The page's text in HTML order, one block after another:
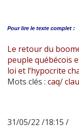
Pour lire le texte complet :
Le retour du
peuple québécois
loi et l’hypocrite
Mots clés : caq/
31/05/22 /18:15 /